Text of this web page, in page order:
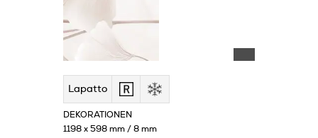
Lapatto
DEKORATIONEN
1198 x 598 mm / 8 mm